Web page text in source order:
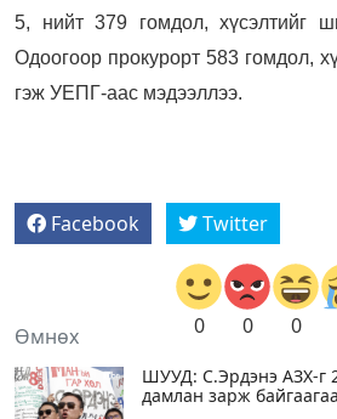
5, нийт 379 гомдол, хүсэлтийг
Одоогоор прокурорт 583 гомдол,
гэж УЕПГ-аас мэдээллээ.
Facebook Twitter
0 0 0
Өмнөх
ШУУД: С.Эрдэнэ АЗХ-г
дамлан зарж